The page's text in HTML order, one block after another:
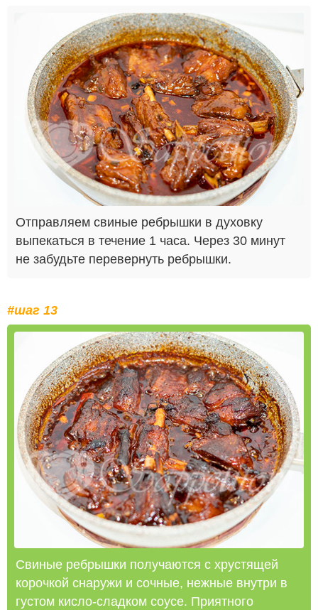
Отправляем свиные ребрышки в духовку
выпекаться в течение 1 часа. Через 30 минут
не забудьте перевернуть ребрышки.
#шаг 13
Свиные ребрышки получаются с хрустящей
корочкой снаружи и сочные, нежные внутри в
густом кисло-сладком соусе. Приятного